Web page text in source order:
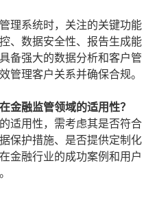
理系统时，关注的关键功能
、数据安全性、报告生成能
备强大的数据分析和客户管
管理客户关系并确保合规。
金融监管领域的适用性？
适用性，需考虑其是否符合
保护措施、是否提供定制化
金融行业的成功案例和用户